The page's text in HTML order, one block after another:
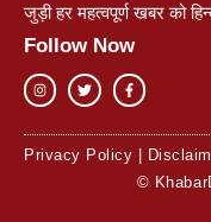
जुड़ी हर महत्वपूर्ण खबर को
Follow Now
©
Privacy Policy |